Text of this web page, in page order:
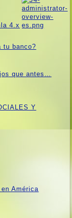
4.x
tu banco?
que antes…
Y
América